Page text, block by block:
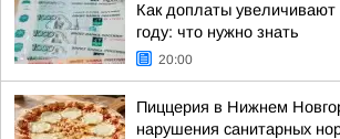
Как доплаты
году: что нужно знать
20:00
Пиццерия в Нижнем
нарушения санитарных